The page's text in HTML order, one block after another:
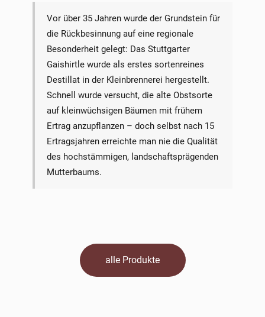
Vor über 35 Jahren wurde der Grundstein für
die Rückbesinnung auf eine regionale
Besonderheit gelegt: Das Stuttgarter
Gaishirtle wurde als erstes sortenreines
Destillat in der Kleinbrennerei hergestellt.
Schnell wurde versucht, die alte Obstsorte
auf kleinwüchsigen Bäumen mit frühem
Ertrag anzupflanzen – doch selbst nach 15
Ertragsjahren erreichte man nie die Qualität
des hochstämmigen, landschaftsprägenden
Mutterbaums.
alle Produkte